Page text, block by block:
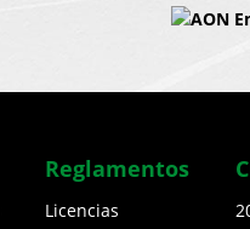
Reglamentos
Licencias